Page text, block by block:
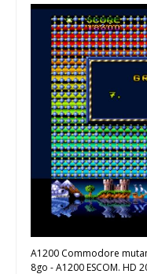
A1200 Commodore
8go - A1200 ESCOM. HD